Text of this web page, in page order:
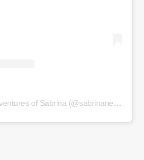
A post shared by Chilling Adventures of Sabrina (@sabrinanetflix)